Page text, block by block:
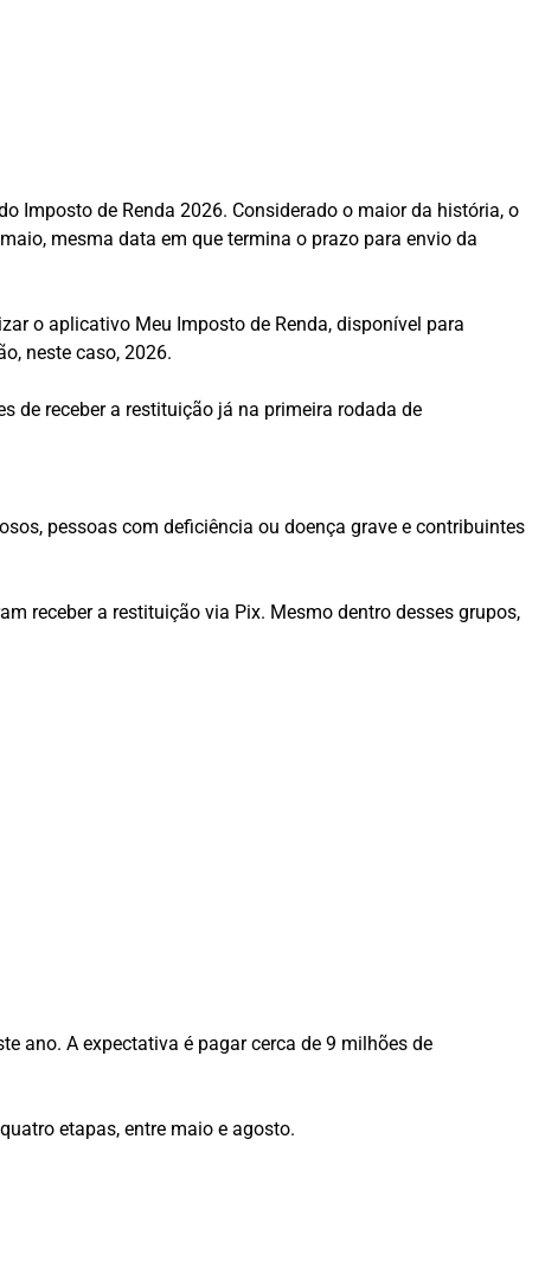
Imposto de Renda 2026. Considerado o maior da história, o
mesma data em que termina o prazo para envio da
o aplicativo Meu Imposto de Renda, disponível para
neste caso, 2026.
de receber a restituição já na primeira rodada de
pessoas com deficiência ou doença grave e contribuintes
receber a restituição via Pix. Mesmo dentro desses grupos,
ano. A expectativa é pagar cerca de 9 milhões de
etapas, entre maio e agosto.